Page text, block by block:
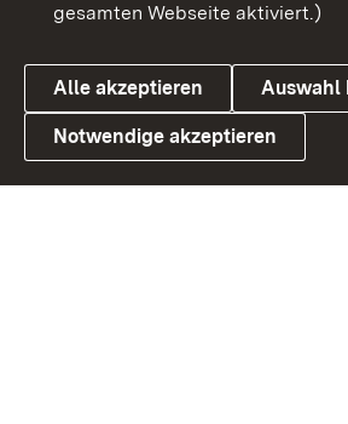
Link zum Landesportal
Cookies
gesamten Webseite aktiviert.)
Alle akzeptieren Auswahl
Notwendige akzeptieren